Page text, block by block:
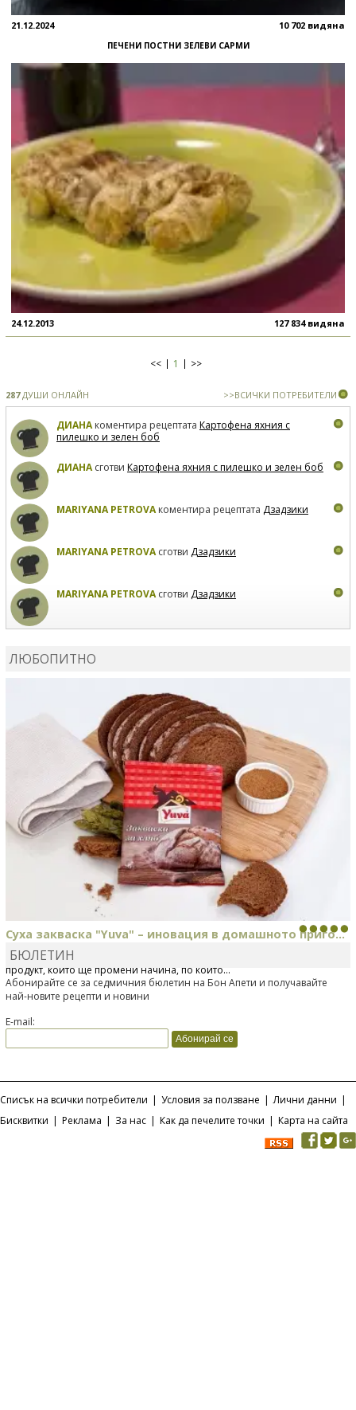
21.12.2024 10 702 видяна
ПЕЧЕНИ ПОСТНИ ЗЕЛЕВИ САРМИ
24.12.2013 127 834 видяна
<< 1 >>
287ДУШИ ОНЛАЙН >>ВСИЧКИ ПОТРЕБИТЕЛИ
ДИАНАкоментира рецептата Картофена яхния с
пилешко и зелен боб
ДИАНАсготви Картофена яхния с пилешко и зелен боб
MARIYANA PETROVAкоментира рецептата Дзадзики
MARIYANA PETROVAсготви Дзадзики
MARIYANA PETROVAсготви Дзадзики
ЛЮБОПИТНО
Суха закваска "Yuva" – иновация в домашното приго...
Отскоро Лесафр България стартира предлагането на изцяло нов
продукт, който ще промени начина, по който...
БЮЛЕТИН
Абонирайте се за седмичния бюлетин на Бон Апети и получавайте
най-новите рецепти и новини
E-mail:
Списък на всички потребители | Условия за ползване | Лични данни |
Бисквитки | Реклама | За нас | Как да печелите точки | Карта на сайта